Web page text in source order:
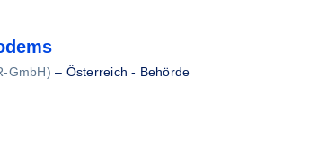
GmbH) – Österreich - Behörde